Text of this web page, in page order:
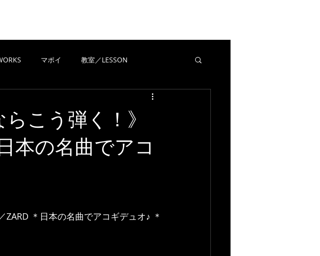
マポイ 教室／LESSON
こう弾く！》
本の名曲でアコ
ZARD ＊日本の名曲でアコギデュオ♪ ＊